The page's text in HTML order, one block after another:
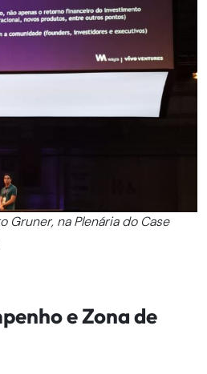
Gruner, na Plenária do Case
e Zona de